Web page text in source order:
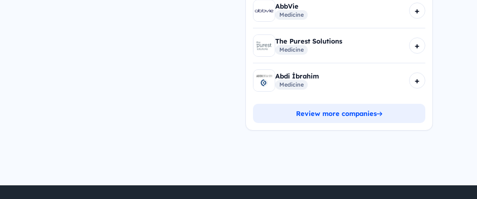
AbbVie
Medicine +
The Purest Solutions
Medicine +
Abdi İbrahim
Medicine +
Review more companies